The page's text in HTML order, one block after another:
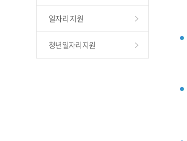
일자리 지원
청년일자리지원